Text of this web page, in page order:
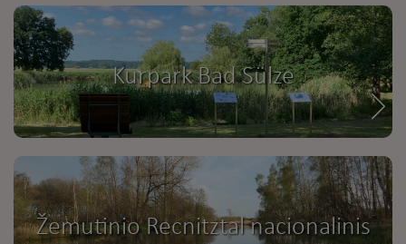
Kurpark Bad Sülze
Žemutinio Recnitztal nacionalinis